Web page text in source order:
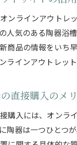
ンラインアウトレ
人気のある陶器浴
商品の情報をいち
ラインアウトレッ
直接購入のメ
購入には、オンラ
陶器は一つひとつ